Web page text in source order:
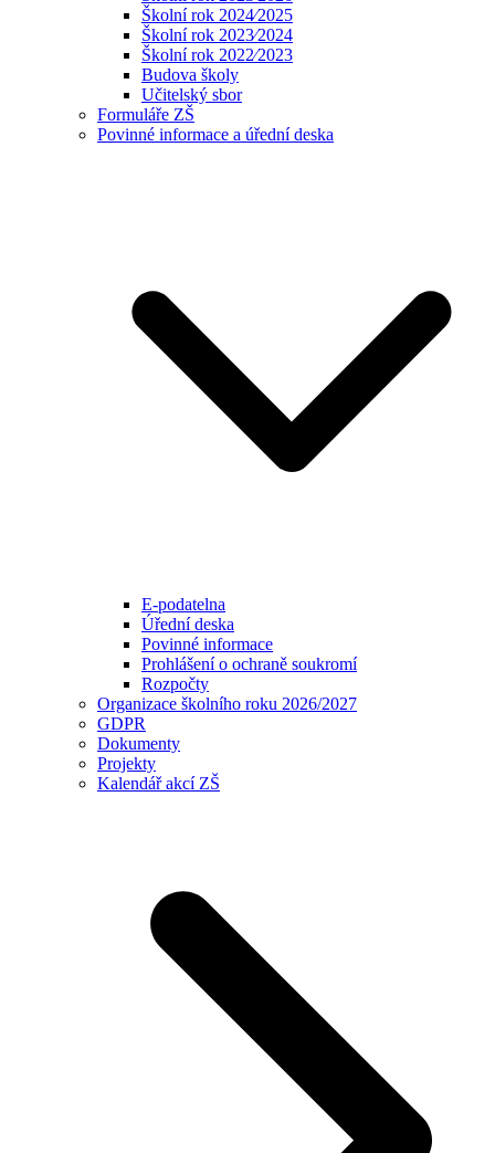
Školní rok 2024⁄2025
Školní rok 2023⁄2024
Školní rok 2022⁄2023
Budova školy
Učitelský sbor
Formuláře ZŠ
Povinné informace a úřední deska
E-podatelna
Úřední deska
Povinné informace
Prohlášení o ochraně soukromí
Rozpočty
Organizace školního roku 2026/2027
GDPR
Dokumenty
Projekty
Kalendář akcí ZŠ